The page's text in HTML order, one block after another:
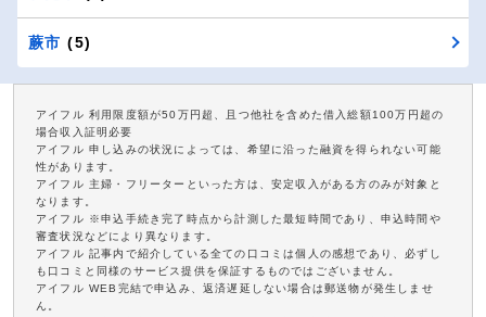
蕨市 (5)
アイフル 利用限度額が50万円超、且つ他社を含めた借入総額100万円超の
場合収入証明必要
アイフル 申し込みの状況によっては、希望に沿った融資を得られない可能
性があります。
アイフル 主婦・フリーターといった方は、安定収入がある方のみが対象と
なります。
アイフル ※申込手続き完了時点から計測した最短時間であり、申込時間や
審査状況などにより異なります。
アイフル 記事内で紹介している全ての口コミは個人の感想であり、必ずし
も口コミと同様のサービス提供を保証するものではございません。
アイフル WEB完結で申込み、返済遅延しない場合は郵送物が発生しませ
ん。